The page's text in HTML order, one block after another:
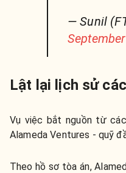
— Sunil
Lật lại lịch sử
Vụ việc bắt nguồn từ
Alameda Ventures - quỹ
Theo hồ sơ tòa án,